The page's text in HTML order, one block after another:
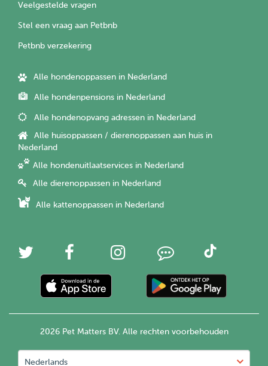
Veelgestelde vragen
Stel een vraag aan Petbnb
Petbnb verzekering
Alle hondenoppassen in Nederland
Alle hondenpensions in Nederland
Alle hondenopvang adressen in Nederland
Alle huisoppassen / dierenoppassen aan huis in
Nederland
Alle hondenuitlaatservices in Nederland
Alle dierenoppassen in Nederland
Alle kattenoppassen in Nederland
2026 Pet Matters BV. Alle rechten voorbehouden
Nederlands